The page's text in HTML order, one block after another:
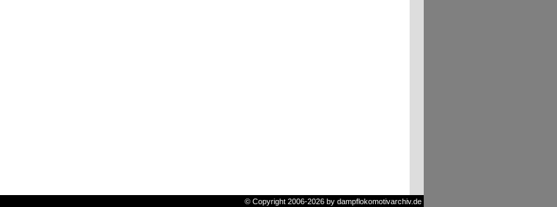
© Copyright 2006-2026 by dampflokomotivarchiv.de